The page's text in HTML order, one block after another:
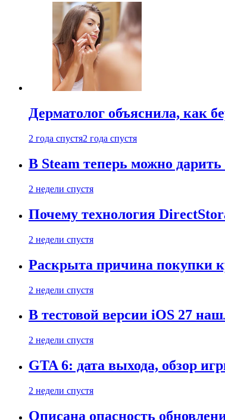
Дерматолог объяснила, как
2 года спустя2 года спустя
В Steam теперь можно
2 недели спустя
Почему технология
2 недели спустя
Раскрыта причина покупки
2 недели спустя
В тестовой версии iOS 27
2 недели спустя
GTA 6: дата выхода, обзор
2 недели спустя
Описана опасность